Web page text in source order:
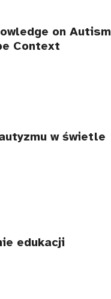
on Autism
Context
w świetle
edukacji